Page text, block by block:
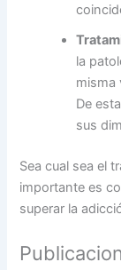
la
misma
De
sus
Sea cual sea el
importante es
superar la